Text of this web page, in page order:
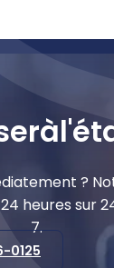
à
?
heures sur
7.
0125